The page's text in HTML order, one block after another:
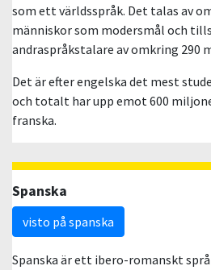
som ett världsspråk. Det talas av
människor som modersmål och
andraspråkstalare av omkring 290
Det är efter engelska det mest
och totalt har upp emot 600
franska.
Spanska
visto på spanska
Spanska är ett ibero-romanskt